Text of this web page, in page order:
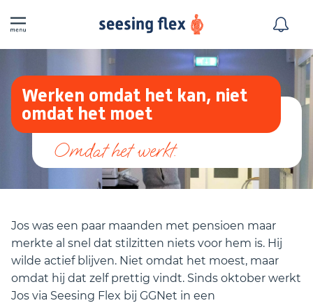
Werken omdat het kan, niet
omdat het moet
Jos was een paar maanden met pensioen maar
merkte al snel dat stilzitten niets voor hem is. Hij
wilde actief blijven. Niet omdat het moest, maar
omdat hij dat zelf prettig vindt. Sinds oktober werkt
Jos via Seesing Flex bij GGNet in een